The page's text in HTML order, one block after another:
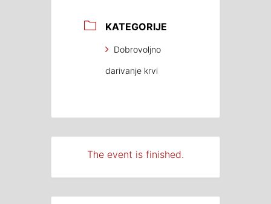
KATEGORIJE
Dobrovoljno
darivanje krvi
The event is finished.